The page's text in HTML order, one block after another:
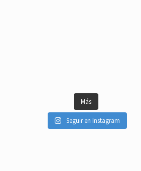
Más
Seguir en Instagram